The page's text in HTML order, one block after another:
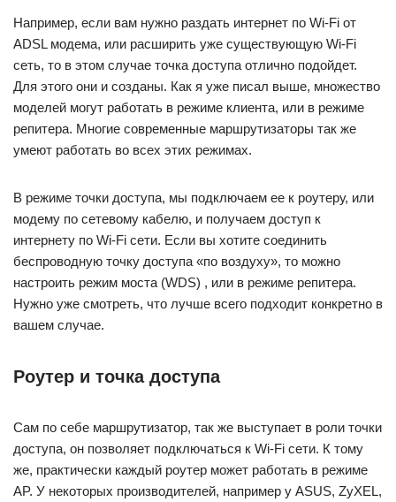
Например, если вам нужно раздать интернет по Wi-Fi от
ADSL модема, или расширить уже существующую Wi-Fi
сеть, то в этом случае точка доступа отлично подойдет.
Для этого они и созданы. Как я уже писал выше, множество
моделей могут работать в режиме клиента, или в режиме
репитера. Многие современные маршрутизаторы так же
умеют работать во всех этих режимах.
В режиме точки доступа, мы подключаем ее к роутеру, или
модему по сетевому кабелю, и получаем доступ к
интернету по Wi-Fi сети. Если вы хотите соединить
беспроводную точку доступа «по воздуху», то можно
настроить режим моста (WDS) , или в режиме репитера.
Нужно уже смотреть, что лучше всего подходит конкретно в
вашем случае.
Роутер и точка доступа
Сам по себе маршрутизатор, так же выступает в роли точки
доступа, он позволяет подключаться к Wi-Fi сети. К тому
же, практически каждый роутер может работать в режиме
AP. У некоторых производителей, например у ASUS, ZyXEL,